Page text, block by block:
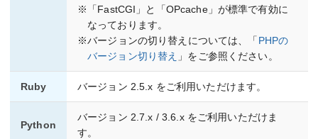
※「FastCGI」と「OPcache」が標準で有効に
なっております。
※バージョンの切り替えについては、「 PHPの
バージョン切り替え 」をご参照ください。
Ruby バージョン 2.5.x をご利用いただけます。
Python
バージョン 2.7.x / 3.6.x をご利用いただけま
す。